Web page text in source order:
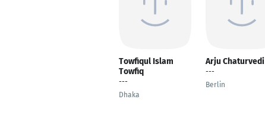
Towfiqul Islam
Towfiq
---
Dhaka
Arju Chaturvedi
---
Berlin